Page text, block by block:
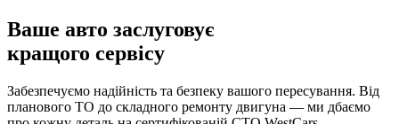
Ваше авто заслуговує
кращого сервісу
Забезпечуємо надійність та безпеку вашого пересування. Від
планового ТО до складного ремонту двигуна — ми дбаємо